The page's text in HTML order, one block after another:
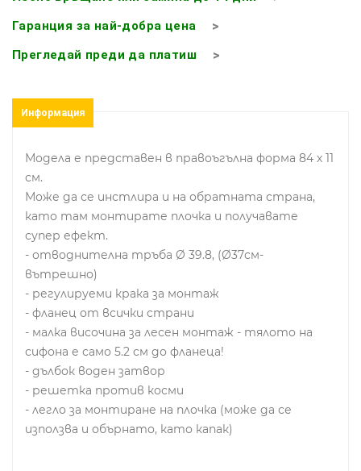
Гаранция за най-добра цена
Прегледай преди да платиш
Информация
Модела е представен в правоъгълна форма 84 х 11
см.
Може да се инстлира и на обратната страна,
като там монтирате плочка и получавате
супер ефект.
- отводнителна тръба Ø 39.8, (Ø37см-
вътрешно)
- регулируеми крака за монтаж
- фланец от всички страни
- малка височина за лесен монтаж - тялото на
сифона е само 5.2 см до фланеца!
- дълбок воден затвор
- решетка против косми
- легло за монтиране на плочка (може да се
използва и обърнато, като капак)